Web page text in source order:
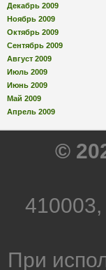
Декабрь 2009
Ноябрь 2009
Октябрь 2009
Сентябрь 2009
Август 2009
Июль 2009
Июнь 2009
Май 2009
Апрель 2009
©
410003,
При